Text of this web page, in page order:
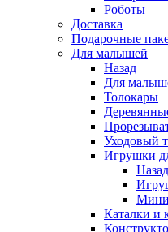
Роботы
Доставка
Подарочные
Для малышей
Назад
Для
Толокары
Уходовый
Игрушки
Назад
Каталки и